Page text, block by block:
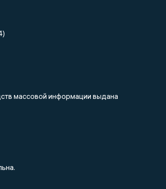
массовой информации выдана